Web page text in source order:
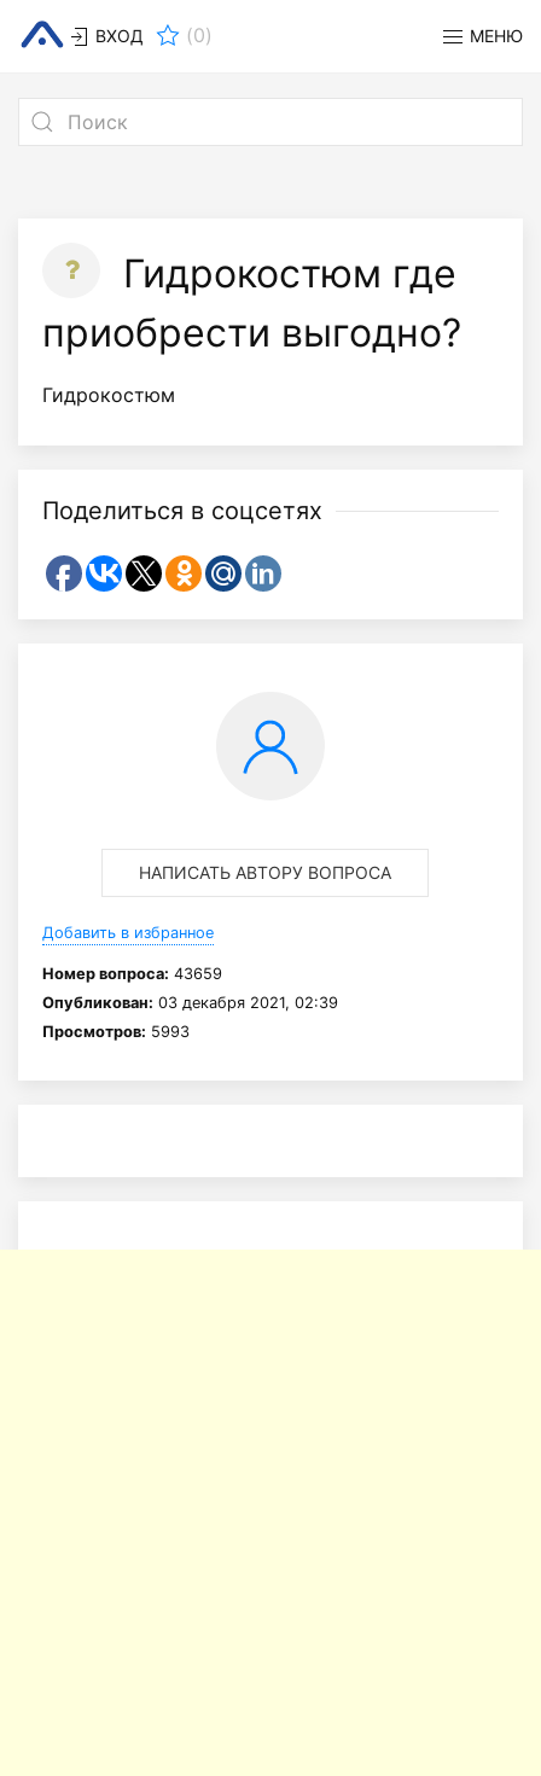
ВХОД (0) МЕНЮ
Гидрокостюм где
приобрести выгодно?
Гидрокостюм
Поделиться в соцсетях
НАПИСАТЬ АВТОРУ ВОПРОСА
Добавить в избранное
Номер вопроса: 43659
Опубликован: 03 декабря 2021, 02:39
Просмотров: 5993